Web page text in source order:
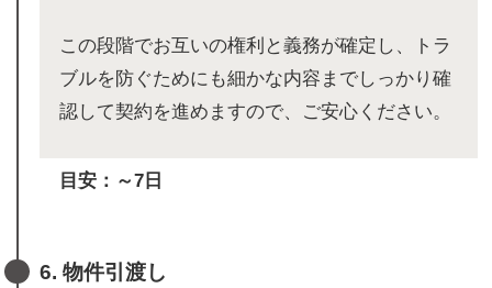
この段階でお互いの権利と義務が確定し、トラ
ブルを防ぐためにも細かな内容までしっかり確
認して契約を進めますので、ご安心ください。
目安：～7日
6. 物件引渡し